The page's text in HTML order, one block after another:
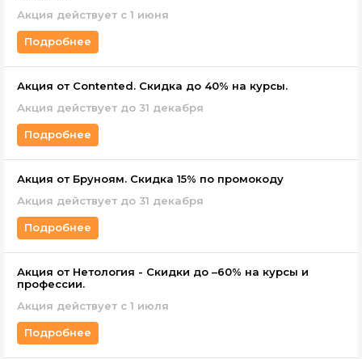
Акция действует c 1 июня
Подробнее
Акция от Contented. Скидка до 40% на курсы.
Акция действует до 31 декабря
Подробнее
Акция от Бруноям. Скидка 15% по промокоду
Акция действует до 31 декабря
Подробнее
Акция от Нетология - Скидки до –60% на курсы и
профессии.
Акция действует с 1 июля
Подробнее